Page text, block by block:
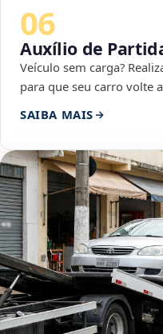
06
Auxílio de
Veículo sem carga?
para que seu carro volte
SAIBA MAIS